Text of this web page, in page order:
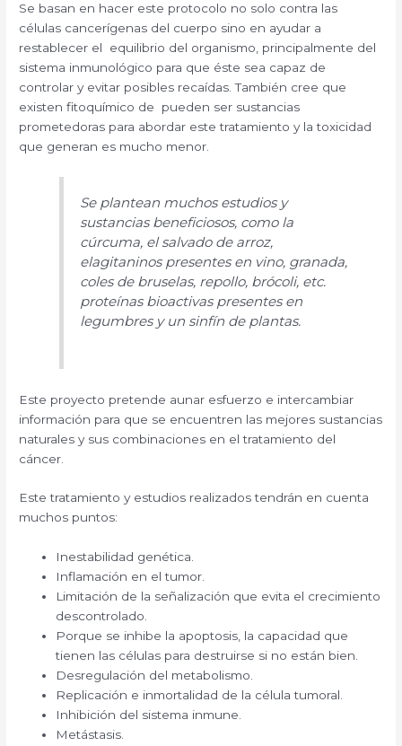
Se basan en hacer este protocolo no solo contra las
células cancerígenas del cuerpo sino en ayudar a
restablecer el equilibrio del organismo, principalmente del
sistema inmunológico para que éste sea capaz de
controlar y evitar posibles recaídas. También cree que
existen fitoquímico de pueden ser sustancias
prometedoras para abordar este tratamiento y la toxicidad
que generan es mucho menor.
Se plantean muchos estudios y
sustancias beneficiosos, como la
cúrcuma, el salvado de arroz,
elagitaninos presentes en vino, granada,
coles de bruselas, repollo, brócoli, etc.
proteínas bioactivas presentes en
legumbres y un sinfín de plantas.
Este proyecto pretende aunar esfuerzo e intercambiar
información para que se encuentren las mejores sustancias
naturales y sus combinaciones en el tratamiento del
cáncer.
Este tratamiento y estudios realizados tendrán en cuenta
muchos puntos:
Inestabilidad genética.
Inflamación en el tumor.
Limitación de la señalización que evita el crecimiento
descontrolado.
Porque se inhibe la apoptosis, la capacidad que
tienen las células para destruirse si no están bien.
Desregulación del metabolismo.
Replicación e inmortalidad de la célula tumoral.
Inhibición del sistema inmune.
Metástasis.